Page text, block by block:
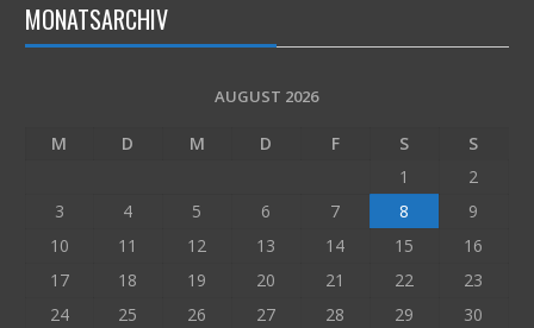
MONATSARCHIV
AUGUST 2026
M D M D F S
S
1
2
3
4 5 6 7 8
9
10
11 12 13 14 15
16
17
18 19 20 21 22
23
24
25 26 27 28 29
30